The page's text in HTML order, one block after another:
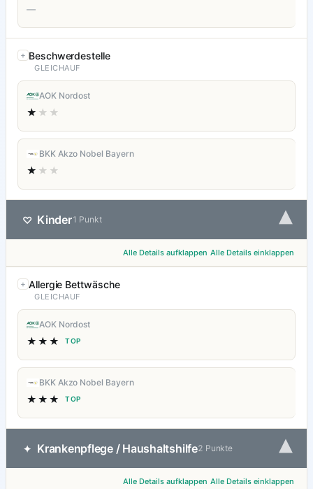
—
Beschwerdestelle
GLEICHAUF
AOK Nordost
★ ★★
BKK Akzo Nobel Bayern
★ ★★
♡ Kinder1 Punkt ▾
Alle Details aufklappen Alle Details einklappen
Allergie Bettwäsche
GLEICHAUF
AOK Nordost
★★★ TOP
BKK Akzo Nobel Bayern
★★★ TOP
✦ Krankenpflege / Haushaltshilfe2 Punkte ▾
Alle Details aufklappen Alle Details einklappen